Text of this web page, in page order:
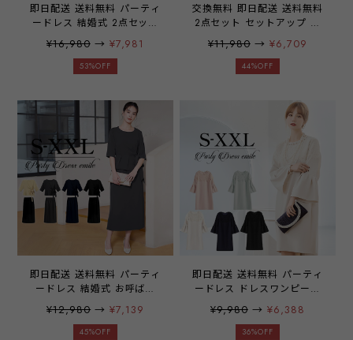
即日配送 送料無料 パーティ
ードレス 結婚式 2点セット
レス 大きいサイズ有 20代
30代 40代 パーティドレス
ディース 二次会 演奏会 謝
恩会 同窓会 レース
emile0150
¥16,980→ ¥7,981
53%OFF
交換無料 即日配送 送料無料
2点セット セットアップ ケ
パーティードレス 上下セッ
ト 袖有り スカート 結婚式
観日 冠婚葬祭 パーティー
ブライダル ウェディング OL
オフィス ワンピース ミセス
レディース 20代 30代 40代
大きいサイズ お呼ばれ ドレ
ス emile0342
¥11,980→ ¥6,709
44%OFF
即日配送 送料無料 パーティ
ードレス 結婚式 お呼ばれ
ドレス レディース セットア
ップ ブラウス スカート 七
分袖 膝下 大きいサイズ シ
¥12,980 →¥7,139
45%OFF
即日配送 送料無料 パーティ
ードレス ドレスワンピース
ミディアムドレス レース 袖
有り 膝丈 オールシーズン
結婚式 二次会 披露宴 入学
¥9,980→ ¥6,388
36%OFF